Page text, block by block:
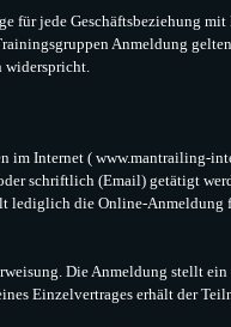
für jede Geschäftsbeziehung
Anmeldung
widerspricht.
Internet ( www.mantrailing-
schriftlich (Email) getätigt
die Online-Anmeldung
Die Anmeldung stellt
Einzelvertrages erhält der